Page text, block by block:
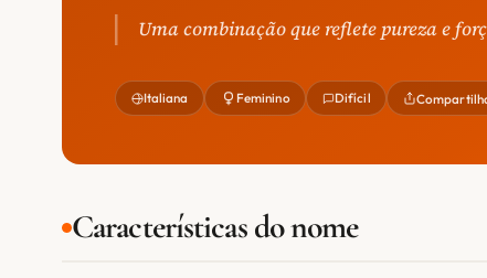
Uma combinação que reflete pureza e
Italiana Feminino Difícil
Características do nome